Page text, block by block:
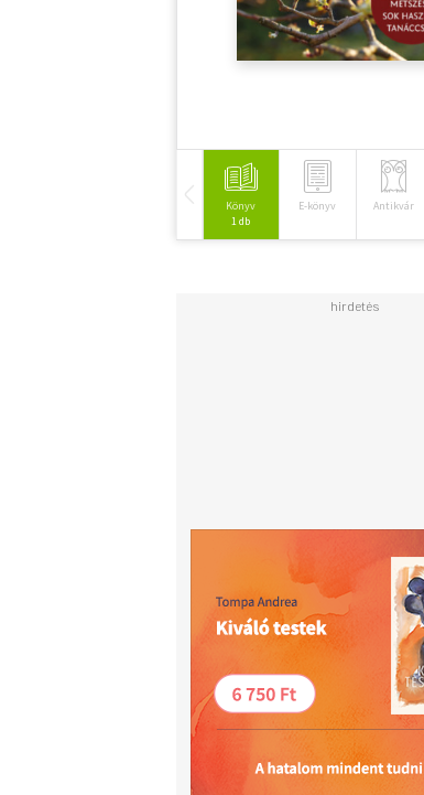
Könyv
1 db
E-könyv Antikvár